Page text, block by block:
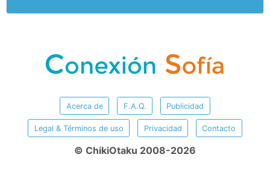
Acerca de F.A.Q. Publicidad
Legal & Términos de uso Privacidad Contacto
© ChikiOtaku 2008-2026